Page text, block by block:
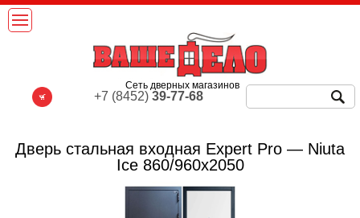
Дверь стальная входная Expert Pro — Niuta
Ice 860/960х2050
Сеть дверных магазинов
+7 (8452)39-77-68